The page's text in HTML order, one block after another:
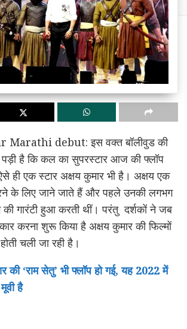
Marathi debut: इस वक्त बॉलीवुड की
है कि कल का सुपरस्टार आज की फ्लॉप
ही एक स्टार अक्षय कुमार भी है। अक्षय एक
के लिए जाने जाते हैं और पहले उनकी लगभग
की गारंटी हुआ करती थीं। परंतु दर्शकों ने जब
करना शुरू किया है अक्षय कुमार की फिल्मों
चली जा रही है।
की ‘राम सेतु’ भी फ्लॉप हो गई, यह 2022 में
है